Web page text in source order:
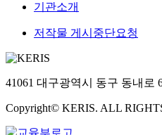
기관소개
저작물 게시중단요청
41061 대구광역시 동구 동내로
Copyright© KERIS. ALL